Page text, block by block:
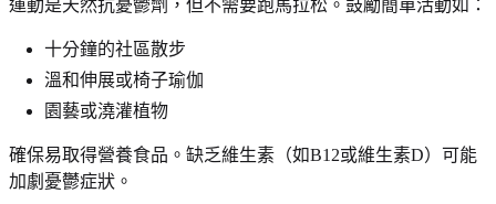
運動是天然抗憂鬱劑，但不需要跑馬拉松。鼓勵簡單活動如：
十分鐘的社區散步
溫和伸展或椅子瑜伽
園藝或澆灌植物
確保易取得營養食品。缺乏維生素（如B12或維生素D）可能
加劇憂鬱症狀。